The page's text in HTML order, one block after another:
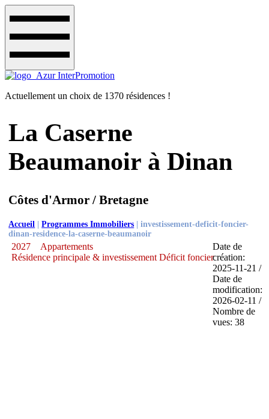
Actuellement un choix de 1370 résidences !
La Caserne
Beaumanoir à Dinan
Côtes d'Armor / Bretagne
Accueil |Programmes Immobiliers |investissement-deficit-foncier-
dinan-residence-la-caserne-beaumanoir
2027
Appartements
Résidence principale & investissement Déficit foncier
Date de
création:
2025-11-21 /
Date de
modification:
2026-02-11 /
Nombre de
vues: 38